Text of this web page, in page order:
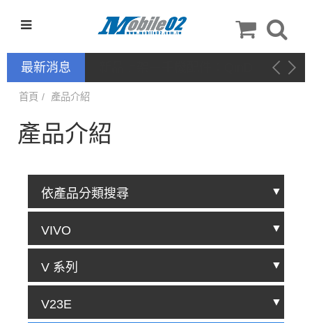
最新消息
首頁 產品介紹
產品介紹